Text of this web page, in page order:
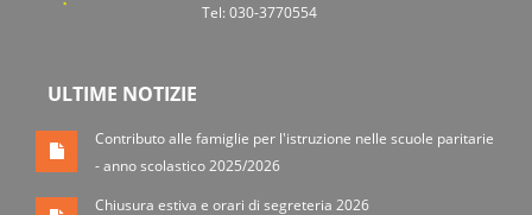
Tel: 030-3770554
ULTIME NOTIZIE
Contributo alle famiglie per l'istruzione nelle scuole paritarie
- anno scolastico 2025/2026
Chiusura estiva e orari di segreteria 2026